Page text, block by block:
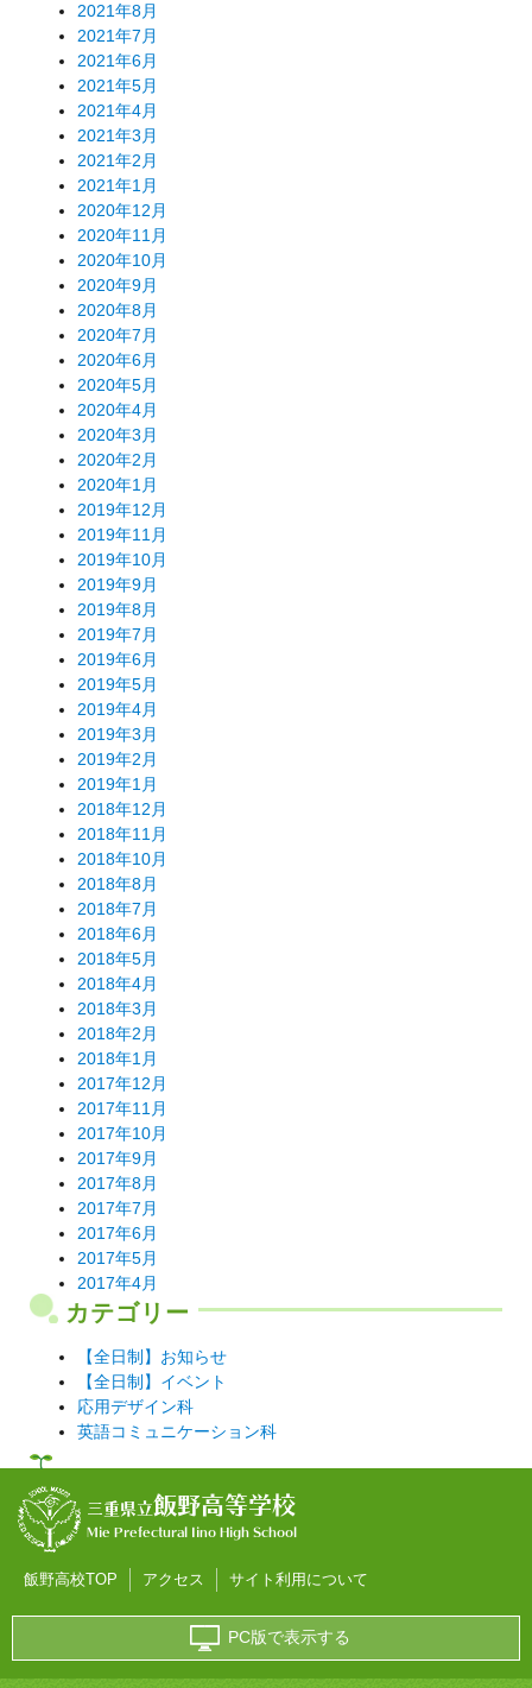
2021年8月
2021年7月
2021年6月
2021年5月
2021年4月
2021年3月
2021年2月
2021年1月
2020年12月
2020年11月
2020年10月
2020年9月
2020年8月
2020年7月
2020年6月
2020年5月
2020年4月
2020年3月
2020年2月
2020年1月
2019年12月
2019年11月
2019年10月
2019年9月
2019年8月
2019年7月
2019年6月
2019年5月
2019年4月
2019年3月
2019年2月
2019年1月
2018年12月
2018年11月
2018年10月
2018年8月
2018年7月
2018年6月
2018年5月
2018年4月
2018年3月
2018年2月
2018年1月
2017年12月
2017年11月
2017年10月
2017年9月
2017年8月
2017年7月
2017年6月
2017年5月
2017年4月
カテゴリー
【全日制】お知らせ
【全日制】イベント
応用デザイン科
英語コミュニケーション科
三重県立飯野高等学校
Mie Prefectural Iino High School
飯野高校TOP アクセス サイト利用について
PC版で表示する